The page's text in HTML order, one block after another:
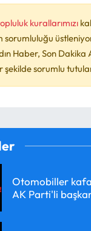
kurallarımızı
Haber, Son Dakika
şekilde sorumlu
Otomobiller
AK Parti'li